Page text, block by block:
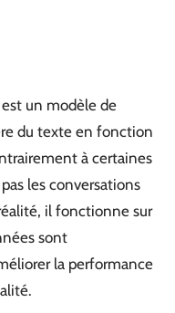
est un modèle de
du texte en fonction
à certaines
les conversations
il fonctionne sur
sont
la performance